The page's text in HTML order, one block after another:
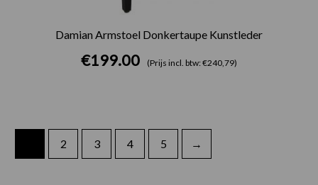
Damian Armstoel Donkertaupe Kunstleder
€199.00 (Prijs incl. btw: €240,79)
2 3 4 5 →